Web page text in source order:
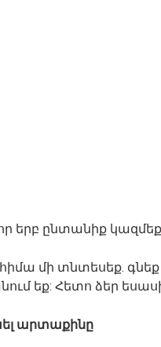
երբ ընտանիք
մի տնտեսեք.
եք: Հետո ձեր
արտաքինը